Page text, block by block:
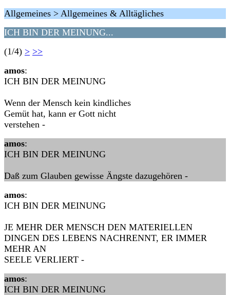
Allgemeines > Allgemeines & Alltägliches
ICH BIN DER MEINUNG...
(1/4) > >>
amos:
ICH BIN DER MEINUNG
Wenn der Mensch kein kindliches
Gemüt hat, kann er Gott nicht
verstehen -
amos:
ICH BIN DER MEINUNG
Daß zum Glauben gewisse Ängste dazugehören -
amos:
ICH BIN DER MEINUNG
JE MEHR DER MENSCH DEN MATERIELLEN
DINGEN DES LEBENS NACHRENNT, ER IMMER
MEHR AN
SEELE VERLIERT -
amos:
ICH BIN DER MEINUNG